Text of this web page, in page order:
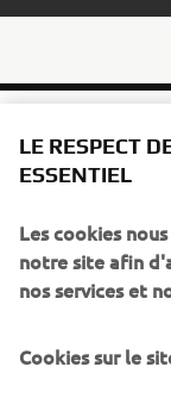
INFORMÉ
Prénom
Nom
Adresse e-mail
LE RESPECT
ESSENTIEL
Les cookies
notre site afin
nos services et
Cookies sur le